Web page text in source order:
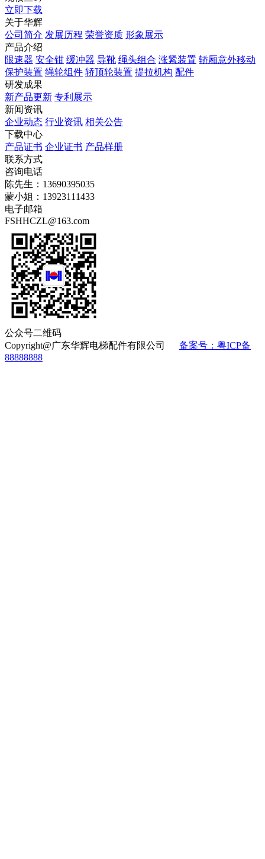
立即下载
关于华辉
公司简介 发展历程 荣誉资质 形象展示
产品介绍
限速器 安全钳 缓冲器 导靴 绳头组合 涨紧装置 轿厢意外移动
保护装置 绳轮组件 轿顶轮装置 提拉机构 配件
研发成果
新产品更新 专利展示
新闻资讯
企业动态 行业资讯 相关公告
下载中心
产品证书 企业证书 产品样册
联系方式
咨询电话
陈先生：13690395035
蒙小姐：13923111433
电子邮箱
FSHHCZL@163.com
公众号二维码
Copyright@广东华辉电梯配件有限公司 备案号：粤ICP备
88888888